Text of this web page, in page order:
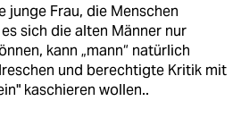
junge Frau, die Menschen
sich die alten Männer nur
kann „mann“ natürlich
und berechtigte Kritik mit
kaschieren wollen..